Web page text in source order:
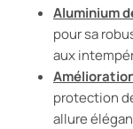
Aluminium
pour sa
aux
protection
allure